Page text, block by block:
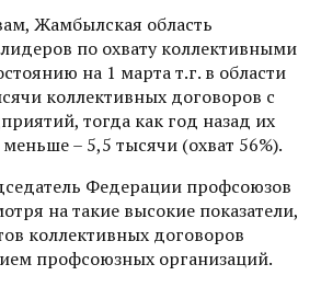
Жамбылская область
по охвату коллективными
на 1 марта т.г. в области
коллективных договоров с
тогда как год назад их
– 5,5 тысячи (охват 56%).
Федерации профсоюзов
на такие высокие показатели,
коллективных договоров
профсоюзных организаций.